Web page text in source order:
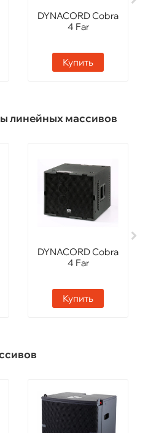
DYNACORD Cobra
4 Far
Купить
линейных массивов
DYNACORD Cobra
4 Far
Купить